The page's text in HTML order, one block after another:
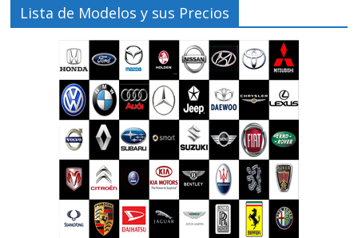
Lista de Modelos y sus Precios